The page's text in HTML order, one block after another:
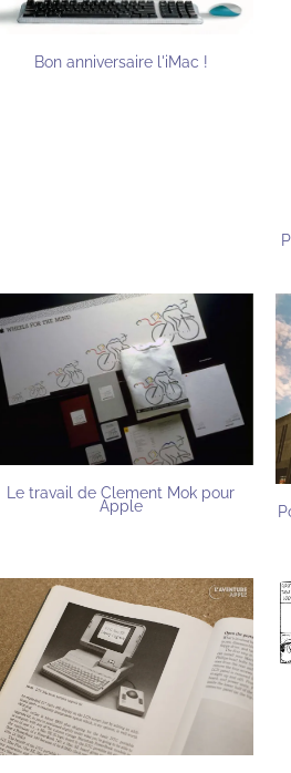
Bon anniversaire l'iMac !
Le travail de Clement Mok pour
Apple